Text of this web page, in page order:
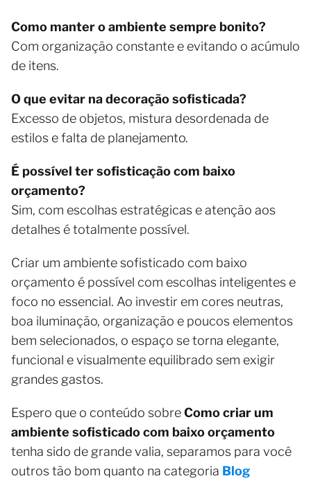
Como manter o ambiente sempre bonito?
Com organização constante e evitando o acúmulo
de itens.
O que evitar na decoração sofisticada?
Excesso de objetos, mistura desordenada de
estilos e falta de planejamento.
É possível ter sofisticação com baixo
orçamento?
Sim, com escolhas estratégicas e atenção aos
detalhes é totalmente possível.
Criar um ambiente sofisticado com baixo
orçamento é possível com escolhas inteligentes e
foco no essencial. Ao investir em cores neutras,
boa iluminação, organização e poucos elementos
bem selecionados, o espaço se torna elegante,
funcional e visualmente equilibrado sem exigir
grandes gastos.
Espero que o conteúdo sobreComo criar um
ambiente sofisticado com baixo orçamento
tenha sido de grande valia, separamos para você
outros tão bom quanto na categoria Blog